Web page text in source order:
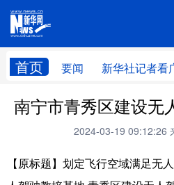
首页 要闻 新华社记者看
网站地
广西频道
新华社记者
图片新闻 壮美广西
南宁市青秀区建设无
2024-03-19 09:12:26
【原标题】划定飞行空域满足无